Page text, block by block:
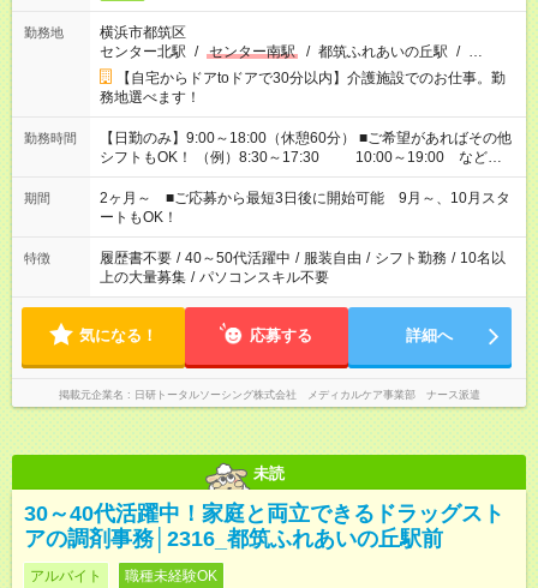
勤務地
横浜市都筑区
センター北駅 / センター南駅 / 都筑ふれあいの丘駅 / …
【自宅からドアtoドアで30分以内】介護施設でのお仕事。勤
務地選べます！
勤務時間
【日勤のみ】9:00～18:00（休憩60分） ■ご希望があればその他
シフトもOK！ （例）8:30～17:30 10:00～19:00 など
「家族とお休みを合わせたい」 「余裕を持って夕飯の準備がし
たい」 「できれば残業はしたくない」 など、ご希望があれば教
えてくださいね。 ※Wワーク希望の方へ 今ご覧のお仕事で希望
する勤務時間と、もう1つのお仕事の勤務時間。 合計で週40時
間を超える場合は応募できません
期間
2ヶ月～ ■ご応募から最短3日後に開始可能 9月～、10月スタ
ートもOK！
特徴 履歴書不要 / 40～50代活躍中 / 服装自由 / シフト勤務 / 10名以
上の大量募集 / パソコンスキル不要
気になる！ 応募する 詳細へ
掲載元企業名 日研トータルソーシング株式会社 メディカルケア事業部 ナース派遣
未読
30～40代活躍中！家庭と両立できるドラッグスト
アの調剤事務│2316_都筑ふれあいの丘駅前
アルバイト 職種未経験OK